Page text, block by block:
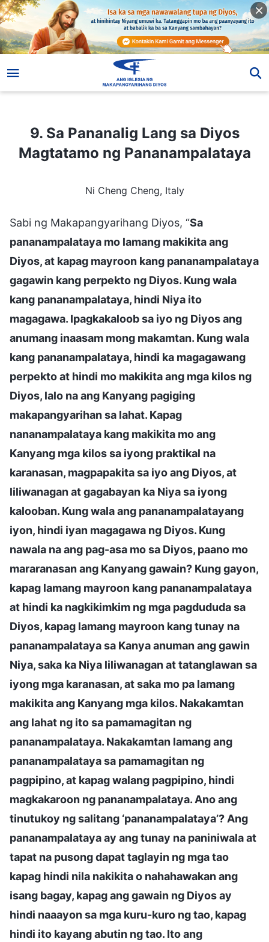
9. Sa Pananalig Lang sa Diyos
Magtatamo ng Pananampalataya
Ni Cheng Cheng, Italy
Sabi ng Makapangyarihang Diyos, “Sa
pananampalataya mo lamang makikita ang
Diyos, at kapag mayroon kang pananampalataya
gagawin kang perpekto ng Diyos. Kung wala
kang pananampalataya, hindi Niya ito
magagawa. Ipagkakaloob sa iyo ng Diyos ang
anumang inaasam mong makamtan. Kung wala
kang pananampalataya, hindi ka magagawang
perpekto at hindi mo makikita ang mga kilos ng
Diyos, lalo na ang Kanyang pagiging
makapangyarihan sa lahat. Kapag
nananampalataya kang makikita mo ang
Kanyang mga kilos sa iyong praktikal na
karanasan, magpapakita sa iyo ang Diyos, at
liliwanagan at gagabayan ka Niya sa iyong
kalooban. Kung wala ang pananampalatayang
iyon, hindi iyan magagawa ng Diyos. Kung
nawala na ang pag-asa mo sa Diyos, paano mo
mararanasan ang Kanyang gawain? Kung gayon,
kapag lamang mayroon kang pananampalataya
at hindi ka nagkikimkim ng mga pagdududa sa
Diyos, kapag lamang mayroon kang tunay na
pananampalataya sa Kanya anuman ang gawin
Niya, saka ka Niya liliwanagan at tatanglawan sa
iyong mga karanasan, at saka mo pa lamang
makikita ang Kanyang mga kilos. Nakakamtan
ang lahat ng ito sa pamamagitan ng
pananampalataya. Nakakamtan lamang ang
pananampalataya sa pamamagitan ng
pagpipino, at kapag walang pagpipino, hindi
magkakaroon ng pananampalataya. Ano ang
tinutukoy ng salitang ‘pananampalataya’? Ang
pananampalataya ay ang tunay na paniniwala at
tapat na pusong dapat taglayin ng mga tao
kapag hindi nila nakikita o nahahawakan ang
isang bagay, kapag ang gawain ng Diyos ay
hindi naaayon sa mga kuru-kuro ng tao, kapag
hindi ito kayang abutin ng tao. Ito ang